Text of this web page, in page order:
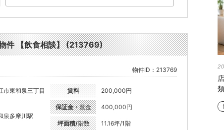
件 【飲食相談】 (213769)
物件ID：213769
市東和泉三丁目
泉多摩川駅
賃料 200,000円
保証金・敷金 400,000円
坪面積/階数 11.16坪/1階